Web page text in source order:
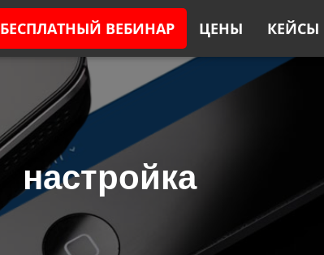
БЕСПЛАТНЫЙ ВЕБИНАР ЦЕНЫ КЕЙСЫ
настройка